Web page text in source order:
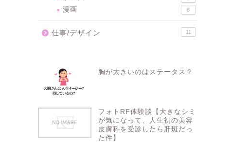
漫画 8
仕事/デザイン 11
胸が大きいのはステータス？
フォトRF体験談【大きなシミ
が気になって、人生初の美容
皮膚科を受診したら肝斑だっ
た件】